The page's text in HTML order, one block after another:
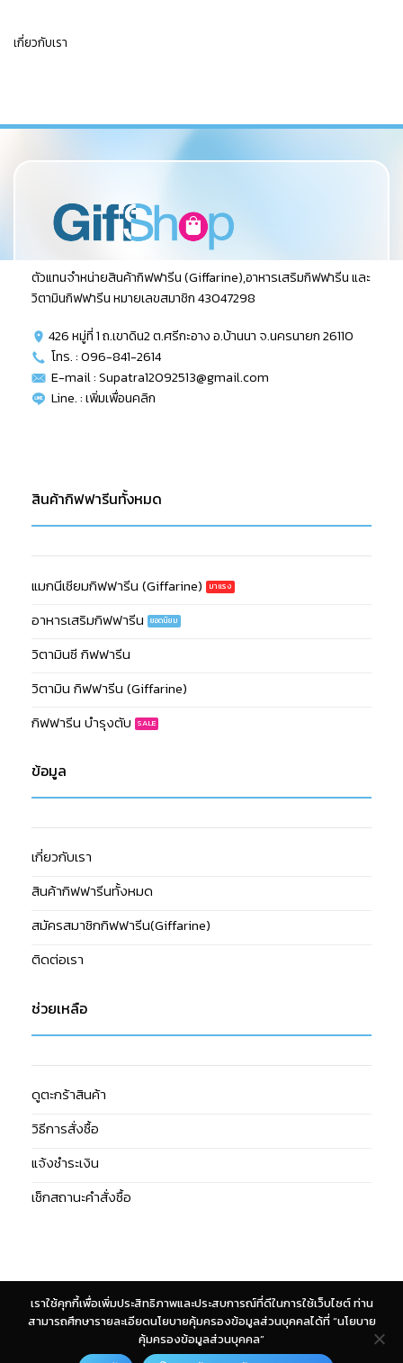
เกี่ยวกับเรา
ตัวแทนจำหน่ายสินค้ากิฟฟารีน (Giffarine),อาหารเสริมกิฟฟารีน และ
วิตามินกิฟฟารีน หมายเลขสมาชิก 43047298
426 หมู่ที่ 1 ถ.เขาดิน2 ต.ศรีกะอาง อ.บ้านนา จ.นครนายก 26110
โทร. : 096-841-2614
E-mail : Supatra12092513@gmail.com
Line. :เพิ่มเพื่อนคลิก
สินค้ากิฟฟารีนทั้งหมด
แมกนีเซียมกิฟฟารีน (Giffarine)
อาหารเสริมกิฟฟารีน
วิตามินซี กิฟฟารีน
วิตามิน กิฟฟารีน (Giffarine)
กิฟฟารีน บำรุงตับ
ข้อมูล
เกี่ยวกับเรา
สินค้ากิฟฟารีนทั้งหมด
สมัครสมาชิกกิฟฟารีน(Giffarine)
ติดต่อเรา
ช่วยเหลือ
ดูตะกร้าสินค้า
วิธีการสั่งซื้อ
แจ้งชำระเงิน
เช็กสถานะคำสั่งซื้อ
Cash
On
Copyright 2026 © Giffshop. Design & Developed byCJ Soft Co.,
เราใช้คุกกี้เพื่อเพิ่มประสิทธิภาพและประสบการณ์ที่ดีในการใช้เว็บไซต์ ท่าน
สามารถศึกษารายละเอียดนโยบายคุ้มครองข้อมูลส่วนบุคคลได้ที่ “นโยบาย
คุ้มครองข้อมูลส่วนบุคคล”